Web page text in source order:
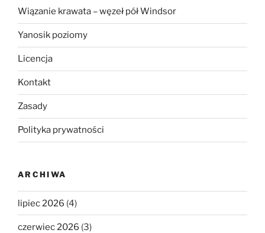
Wiązanie krawata – węzeł pół Windsor
Yanosik poziomy
Licencja
Kontakt
Zasady
Polityka prywatności
ARCHIWA
lipiec 2026 (4)
czerwiec 2026 (3)